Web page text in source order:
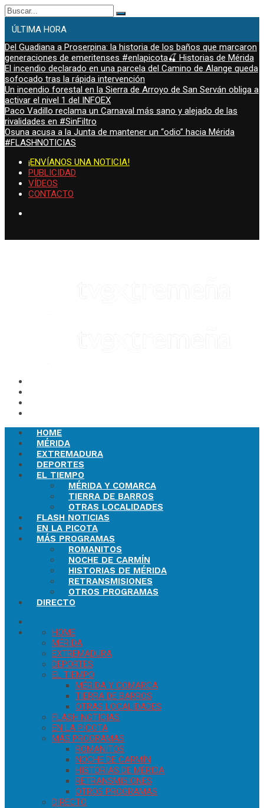
Buscar:
ÚLTIMA HORA
Del Guadiana a Proserpina: la historia de los baños que marcaron
generaciones de emeritenses #enlapicota🍒 Historias de Mérida
El incendio declarado en una parcela del Camino de Alange queda
sofocado tras la rápida intervención
Un incendio forestal en la Sierra de Arroyo de San Serván obliga a
activar el nivel 1 del INFOEX
Paco Vadillo reclama un Carnaval más sano y alejado de las
rivalidades en #SinFiltro
Osuna acusa a la Junta de mantener un “odio” hacia Mérida
#FLASHNOTICIAS
¡ENVÍANOS UNA NOTICIA!
PUBLICIDAD
VÍDEOS
CONTACTO
HOME
MÉRIDA
EXTREMADURA
DEPORTES
EL TIEMPO
MÉRIDA Y COMARCA
TIERRA DE BARROS
OTRAS LOCALIDADES
FLASH NOTICIAS
EN LA PICOTA
MÁS PROGRAMAS
ROMANITOS
NOCHE DE CARMÍN
HISTORIAS DE MÉRIDA
RETRANSMISIONES
OTROS PROGRAMAS
DIRECTO
HOME
MÉRIDA
EXTREMADURA
DEPORTES
EL TIEMPO
MÉRIDA Y COMARCA
TIERRA DE BARROS
OTRAS LOCALIDADES
FLASH NOTICIAS
EN LA PICOTA
MÁS PROGRAMAS
ROMANITOS
NOCHE DE CARMÍN
HISTORIAS DE MÉRIDA
RETRANSMISIONES
OTROS PROGRAMAS
DIRECTO